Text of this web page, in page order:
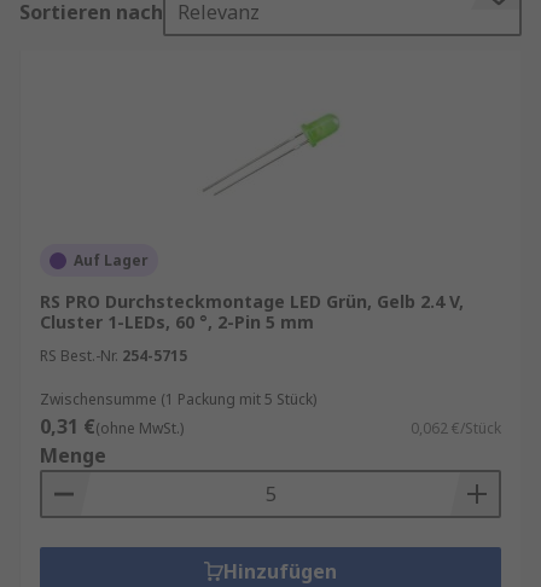
umweltfreundlich sind und sie können
Der Name LED stammt aus dem englischen und
ist eine Abkürzung für "Light-Emitting Diode",
Im Wesentlichen besteht eine LED aus einem
genutzt wird.
Woraus bestehen LEDs?
LEDs bestehen aus nur wenigen Komponenten
Kathode
Sortieren nach Relevanz
Auf Lager
RS PRO Durchsteckmontage LED Grün, Gelb 2.4 V,
Cluster 1-LEDs, 60 °, 2-Pin 5 mm
RS Best.-Nr. 254-5715
Zwischensumme (1 Packung mit 5 Stück)
0,31 €(ohne MwSt.) 0,062 €/Stück
Menge
Hinzufügen